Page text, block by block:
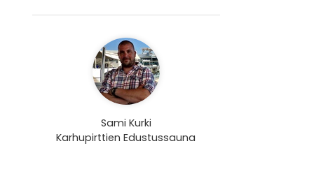
Sami Kurki
Karhupirttien Edustussauna